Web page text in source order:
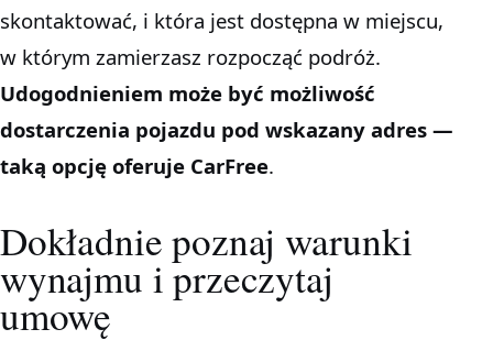
skontaktować, i która jest dostępna w miejscu,
w którym zamierzasz rozpocząć podróż.
Udogodnieniem może być możliwość
dostarczenia pojazdu pod wskazany adres —
taką opcję oferuje CarFree.
Dokładnie poznaj warunki
wynajmu i przeczytaj
umowę